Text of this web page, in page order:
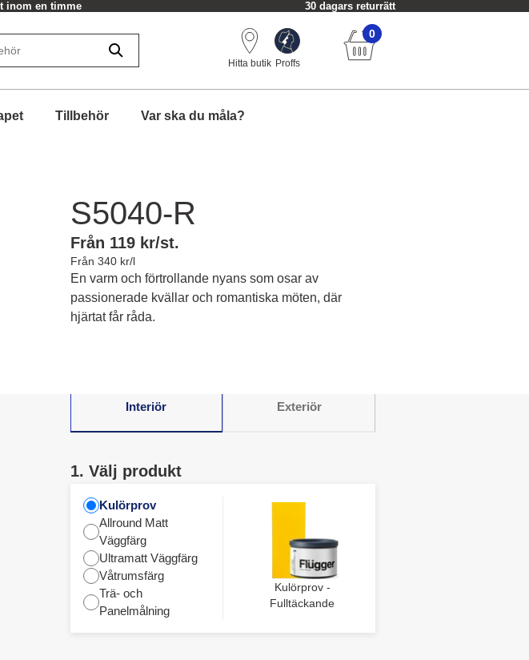
inom en timme 30 dagars returrätt
Hitta butik Proffs
0
Tillbehör Var ska du måla?
S5040-R
Från 119 kr/st.
Från 340 kr/l
En varm och förtrollande nyans som osar av
passionerade kvällar och romantiska möten, där
hjärtat får råda.
Interiör Exteriör
1. Välj produkt
Kulörprov
Allround Matt
Väggfärg
Ultramatt Väggfärg
Våtrumsfärg
Trä- och
Panelmålning
Kulörprov -
Fulltäckande